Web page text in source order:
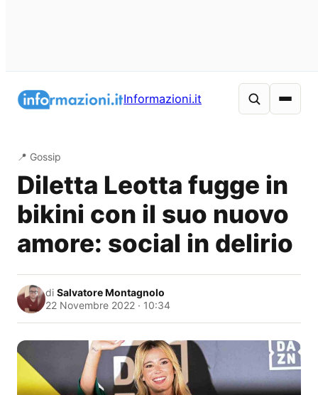
Informazioni.it
📍 Gossip
Diletta Leotta fugge in
bikini con il suo nuovo
amore: social in delirio
di Salvatore Montagnolo
22 Novembre 2022 · 10:34